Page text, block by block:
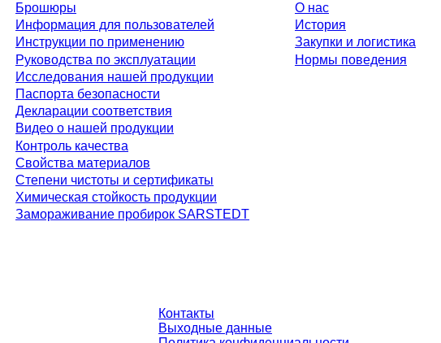
Брошюры
Информация для пользователей
Инструкции по применению
Руководства по эксплуатации
Исследования нашей продукции
Паспорта безопасности
Декларации соответствия
Видео о нашей продукции
Контроль качества
Свойства материалов
Степени чистоты и сертификаты
Химическая стойкость продукции
Замораживание пробирок SARSTEDT
О нас
История
Закупки и логистика
Нормы поведения
Контакты
Выходные данные